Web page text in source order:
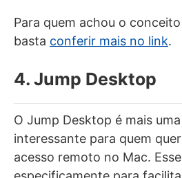
Para quem achou o
basta conferir mais no link.
4. Jump Desktop
O Jump Desktop é mais
interessante para quem
acesso remoto no Mac.